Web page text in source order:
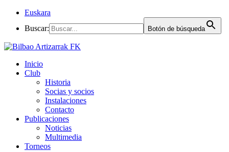
Euskara
Buscar:
Botón de búsqueda
Inicio
Club
Historia
Socias y socios
Instalaciones
Contacto
Publicaciones
Noticias
Multimedia
Torneos